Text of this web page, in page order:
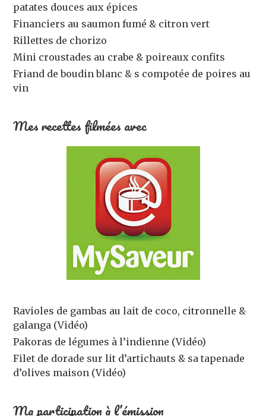
patates douces aux épices
Financiers au saumon fumé & citron vert
Rillettes de chorizo
Mini croustades au crabe & poireaux confits
Friand de boudin blanc & s compotée de poires au
vin
Mes recettes filmées avec
Ravioles de gambas au lait de coco, citronnelle &
galanga (Vidéo)
Pakoras de légumes à l’indienne (Vidéo)
Filet de dorade sur lit d’artichauts & sa tapenade
d’olives maison (Vidéo)
Ma participation à l’émission